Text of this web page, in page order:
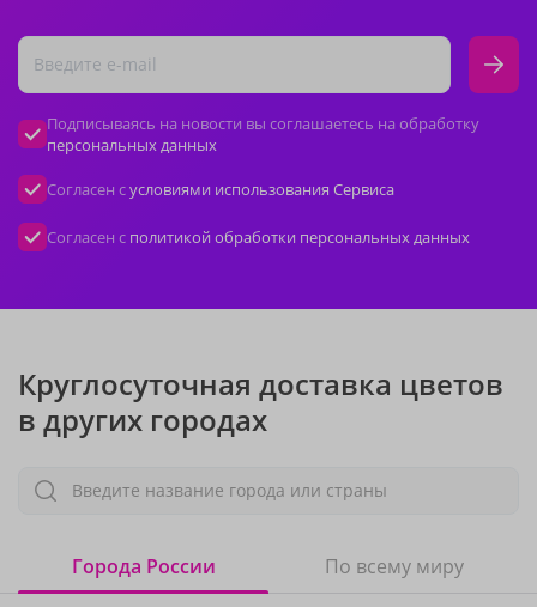
Подписываясь на новости вы соглашаетесь на обработку
персональных данных
Согласен сусловиями использования Сервиса
Согласен с политикой обработки персональных данных
Круглосуточная доставка цветов
в других городах
Введите название города или страны
Города России По всему миру